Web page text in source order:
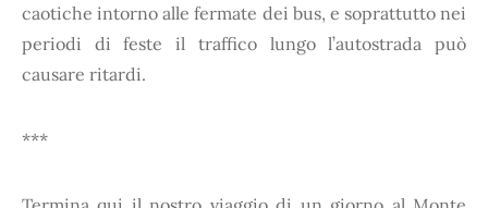
caotiche intorno alle fermate dei bus, e soprattutto nei
periodi di feste il traffico lungo l’autostrada può
causare ritardi.
***